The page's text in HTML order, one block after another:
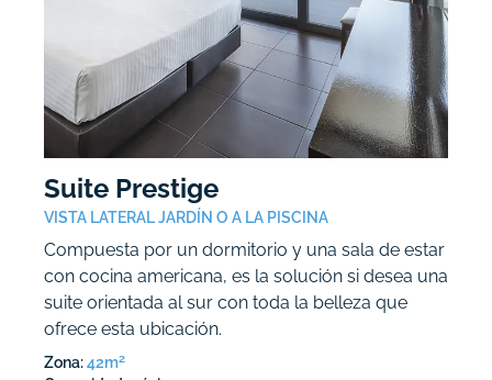
Suite Prestige
VISTA LATERAL JARDÍN O A LA PISCINA
Compuesta por un dormitorio y una sala de estar
con cocina americana, es la solución si desea una
suite orientada al sur con toda la belleza que
ofrece esta ubicación.
Zona:42m2